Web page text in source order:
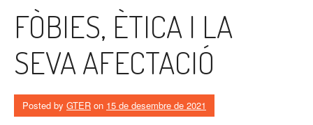
FÒBIES, ÈTICA I LA
SEVA AFECTACIÓ
Posted by GTER on 15 de desembre de 2021